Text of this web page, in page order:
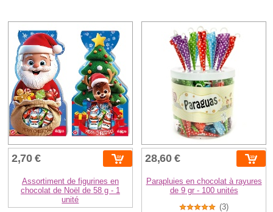
2,70 €
Assortiment de figurines en
chocolat de Noël de 58 g - 1
unité
28,60 €
Parapluies en chocolat à rayures
de 9 gr - 100 unités
(3)